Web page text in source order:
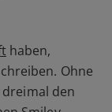
haben,
Ohne
den